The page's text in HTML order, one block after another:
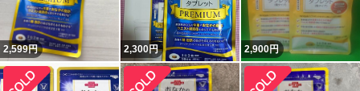
2,599円 2,300円 2,900円